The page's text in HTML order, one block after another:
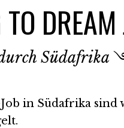
Südafrika
in Südafrika sind